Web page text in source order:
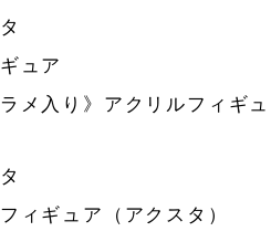
ュア
メ入り》アクリルフィギュ
ィギュア（アクスタ）